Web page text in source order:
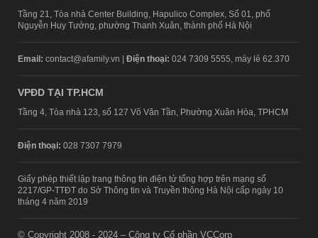
Tầng 21, Tòa nhà Center Building, Hapulico Complex, Số 01, phố
Nguyễn Huy Tưởng, phường Thanh Xuân, thành phố Hà Nội
Email: contact@afamily.vn | Điện thoại: 024 7309 5555, máy lẻ 62.370
VPĐD TẠI TP.HCM
Tầng 4, Tòa nhà 123, số 127 Võ Văn Tần, Phường Xuân Hòa, TPHCM
Điện thoại: 028 7307 7979
Giấy phép thiết lập trang thông tin điện tử tổng hợp trên mạng số
2217/GP-TTĐT do Sở Thông tin và Truyền thông Hà Nội cấp ngày 10
tháng 4 năm 2019
© Copyright 2008 - 2024 – Công ty Cổ phần VCCorp